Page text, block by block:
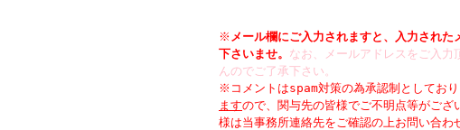
※ メール欄にご入力されますと、入力された
下さいませ。 なお、メールアドレスをご入
んのでご了承下さい。
※コメントはspam対策の為承認制としてお
ますので、関与先の皆様でご不明点等がご
様は当事務所連絡先をご確認の上お問い合わ